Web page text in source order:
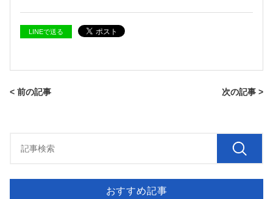
LINEで送る
< 前の記事 次の記事 >
おすすめ記事